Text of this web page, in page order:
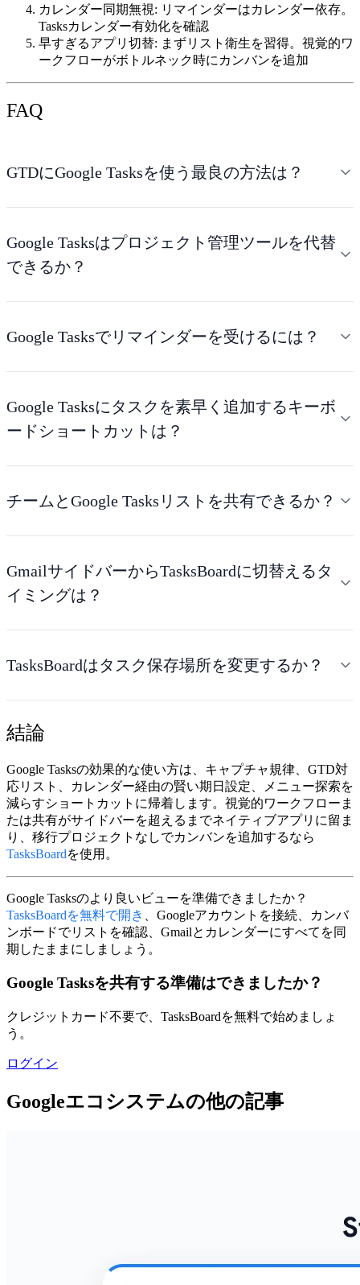
カレンダー同期無視: リマインダーはカレンダー依存。
Tasksカレンダー有効化を確認
早すぎるアプリ切替: まずリスト衛生を習得。視覚的ワ
ークフローがボトルネック時にカンバンを追加
FAQ
GTDにGoogle Tasksを使う最良の方法は？
Google Tasksはプロジェクト管理ツールを代替
できるか？
Google Tasksでリマインダーを受けるには？
Google Tasksにタスクを素早く追加するキーボ
ードショートカットは？
チームとGoogle Tasksリストを共有できるか？
GmailサイドバーからTasksBoardに切替えるタ
イミングは？
TasksBoardはタスク保存場所を変更するか？
結論
Google Tasksの効果的な使い方は、キャプチャ規律、GTD対
応リスト、カレンダー経由の賢い期日設定、メニュー探索を
減らすショートカットに帰着します。視覚的ワークフローま
たは共有がサイドバーを超えるまでネイティブアプリに留ま
り、移行プロジェクトなしでカンバンを追加するなら
TasksBoardを使用。
Google Tasksのより良いビューを準備できましたか？
TasksBoardを無料で開き
、Googleアカウントを接続、カンバ
ンボードでリストを確認、Gmailとカレンダーにすべてを同
期したままにしましょう。
Google Tasksを共有する準備はできましたか？
クレジットカード不要で、TasksBoardを無料で始めましょ
う。
ログイン
Googleエコシステムの他の記事